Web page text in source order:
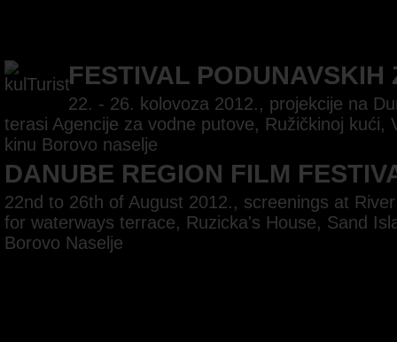
FESTIVAL PODUNAVSKIH
22. - 26. kolovoza 2012., projekcije na
terasi Agencije za vodne putove, Ružičkinoj kući,
kinu Borovo naselje
DANUBE REGION FILM
22nd to 26th of August 2012., screenings at
for waterways terrace, Ruzicka's House, Sand
Borovo Naselje